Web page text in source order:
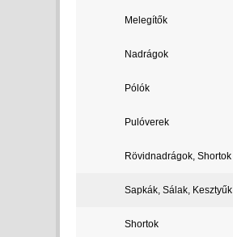
Melegítők
Nadrágok
Pólók
Pulóverek
Rövidnadrágok, Shortok
Sapkák, Sálak, Kesztyűk
Shortok